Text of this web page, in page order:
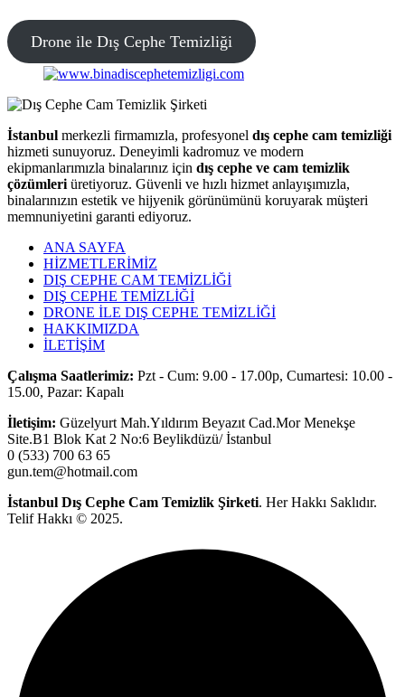
Drone ile Dış Cephe Temizliği
İstanbul merkezli firmamızla, profesyonel dış cephe cam temizliği
hizmeti sunuyoruz. Deneyimli kadromuz ve modern
ekipmanlarımızla binalarınız için dış cephe ve cam temizlik
çözümleri üretiyoruz. Güvenli ve hızlı hizmet anlayışımızla,
binalarınızın estetik ve hijyenik görünümünü koruyarak müşteri
memnuniyetini garanti ediyoruz.
ANA SAYFA
HİZMETLERİMİZ
DIŞ CEPHE CAM TEMİZLİĞİ
DIŞ CEPHE TEMİZLİĞİ
DRONE İLE DIŞ CEPHE TEMİZLİĞİ
HAKKIMIZDA
İLETİŞİM
Çalışma Saatlerimiz: Pzt - Cum: 9.00 - 17.00p, Cumartesi: 10.00 -
15.00, Pazar: Kapalı
İletişim: Güzelyurt Mah.Yıldırım Beyazıt Cad.Mor Menekşe
Site.B1 Blok Kat 2 No:6 Beylikdüzü/ İstanbul
0 (533) 700 63 65
gun.tem@hotmail.com
İstanbul Dış Cephe Cam Temizlik Şirketi. Her Hakkı Saklıdır.
Telif Hakkı © 2025.